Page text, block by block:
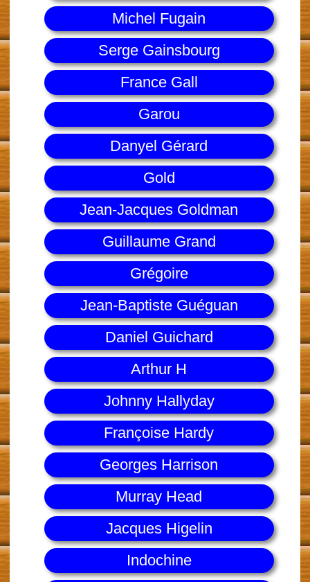
Michel Fugain
Serge Gainsbourg
France Gall
Garou
Danyel Gérard
Gold
Jean-Jacques Goldman
Guillaume Grand
Grégoire
Jean-Baptiste Guéguan
Daniel Guichard
Arthur H
Johnny Hallyday
Françoise Hardy
Georges Harrison
Murray Head
Jacques Higelin
Indochine